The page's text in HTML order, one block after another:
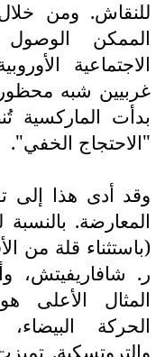
للنقاش. ومن
الممكن الوصول
الاجتماعية
غربيين شبه
بدأت الماركسية
"الاحتجاج الخفي".
وقد أدى هذا إلى
المعارضة.
(باستثناء قلة من
ر. شافاريفيتش،
المثال الأعلى
الحركة
والتروتسكية.